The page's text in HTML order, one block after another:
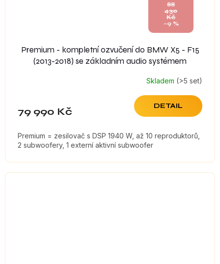
88
430
Kč
–9 %
Premium - kompletní ozvučení do BMW X5 - F15
(2013-2018) se základním audio systémem
Skladem (>5 set)
79 990 Kč DETAIL
Premium = zesilovač s DSP 1940 W, až 10 reproduktorů,
2 subwoofery, 1 externí aktivní subwoofer